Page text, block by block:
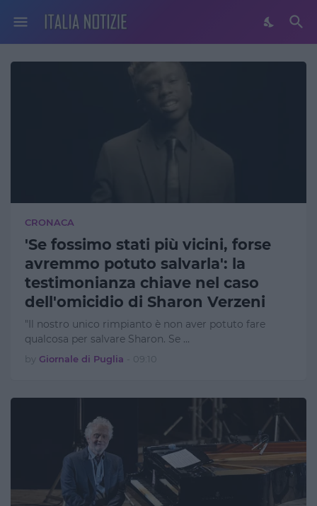
CRONACA
'Se fossimo stati più vicini, forse
avremmo potuto salvarla': la
testimonianza chiave nel caso
dell'omicidio di Sharon Verzeni
"Il nostro unico rimpianto è non aver potuto fare
qualcosa per salvare Sharon. Se …
by Giornale di Puglia 09:10